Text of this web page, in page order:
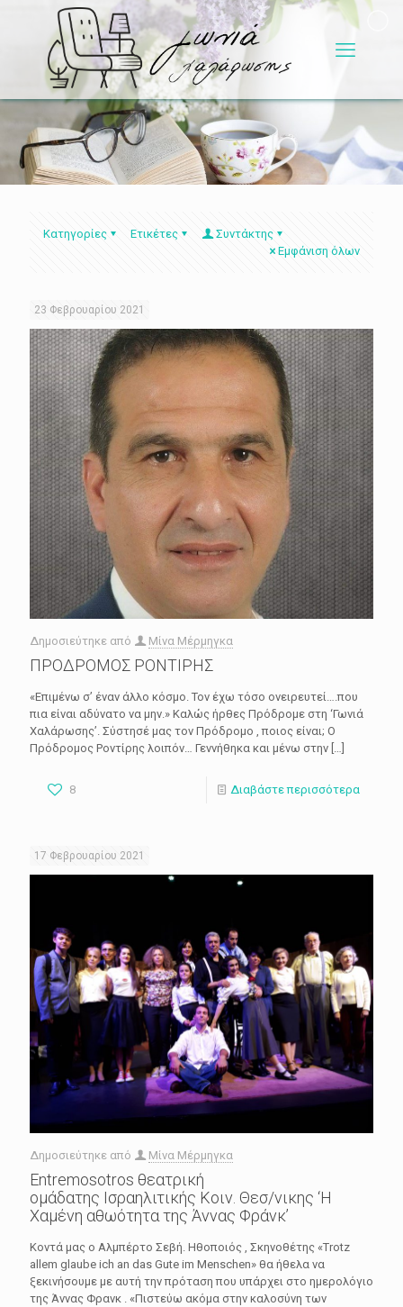
Κατηγορίες Ετικέτες
Συντάκτης
Εμφάνιση όλων
23 Φεβρουαρίου 2021
Δημοσιεύτηκε από Μίνα Μέρμηγκα
ΠΡΟΔΡΟΜΟΣ ΡΟΝΤΙΡΗΣ
«Επιμένω σ’ έναν άλλο κόσμο. Τον έχω τόσο ονειρευτεί….που
πια είναι αδύνατο να μην.» Καλώς ήρθες Πρόδρομε στη ‘Γωνιά
Χαλάρωσης’. Σύστησέ μας τον Πρόδρομο , ποιος είναι; Ο
Πρόδρομος Ροντίρης λοιπόν… Γεννήθηκα και μένω στην […]
8 Διαβάστε περισσότερα
17 Φεβρουαρίου 2021
Δημοσιεύτηκε από Μίνα Μέρμηγκα
Εntremosotros θεατρική
ομάδατης Ισραηλιτικής Κοιν. Θεσ/νικης ‘Η
Χαμένη αθωότητα της Άννας Φράνκ’
Κοντά μας ο Αλμπέρτο Σεβή. Ηθοποιός , Σκηνοθέτης «Trotz
allem glaube ich an das Gute im Menschen» θα ήθελα να
ξεκινήσουμε με αυτή την πρόταση που υπάρχει στο ημερολόγιο
της Άννας Φρανκ . «Πιστεύω ακόμα στην καλοσύνη των